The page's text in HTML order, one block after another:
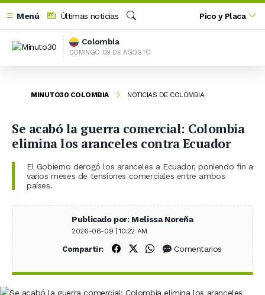
Menú
Últimas noticias
Buscar
Pico y Placa
Colombia
DOMINGO 09 DE AGOSTO
MINUTO30 COLOMBIA NOTICIAS DE COLOMBIA
Se acabó la guerra comercial: Colombia
elimina los aranceles contra Ecuador
El Gobierno derogó los aranceles a Ecuador, poniendo fin a
varios meses de tensiones comerciales entre ambos
países.
Publicado por: Melissa Noreña
2026-06-09 | 10:22 AM
Compartir: Compartir en Facebook
Compartir en X (Twitter)
Compartir en WhatsApp
Comentarios